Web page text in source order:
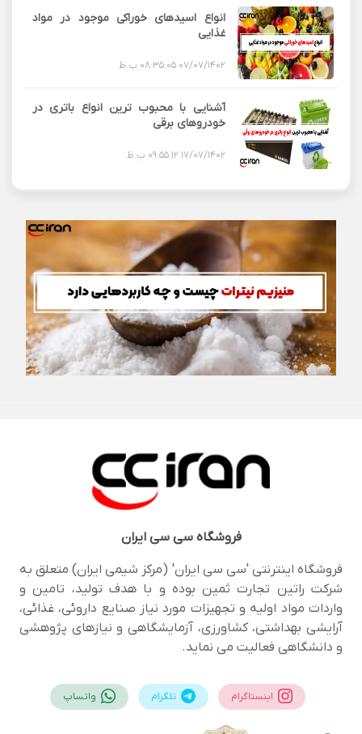
انواع اسیدهای خوراکی موجود در مواد
غذایی
07/07/1402 08:35:05 ب.ظ
آشنایی با محبوب ترین انواع باتری در
خودروهای برقی
17/07/1402 09:55:12 ب.ظ
فروشگاهسی سی ایران
فروشگاه اینترنتی 'سی سی ایران' (مرکز شیمی ایران) متعلق به
شرکت راتین تجارت ثمین بوده و با هدف تولید، تامین و
واردات مواد اولیه و تجهیزات مورد نیاز صنایع داروئی، غذائی،
آرایشی بهداشتی، کشاورزی، آزمایشگاهی و نیازهای پژوهشی
و دانشگاهی فعالیت می نماید.
اینستاگرام تلگرام واتساپ